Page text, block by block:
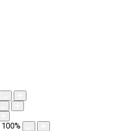
100%